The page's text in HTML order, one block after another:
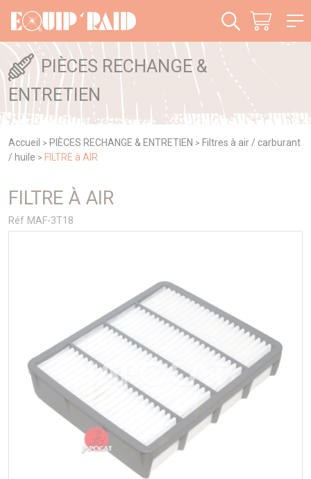
PIÈCES RECHANGE &
ENTRETIEN
Accueil > PIÈCES RECHANGE & ENTRETIEN > Filtres à air / carburant
/ huile > FILTRE à AIR
FILTRE À AIR
Réf MAF-3T18
Panneau de gestion des cookies